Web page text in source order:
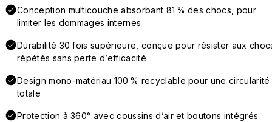
Conception multicouche absorbant 81 % des chocs, pour
limiter les dommages internes
Durabilité 30 fois supérieure, conçue pour résister aux
répétés sans perte d’efficacité
Design mono-matériau 100 % recyclable pour une circularité
totale
Protection à 360° avec coussins d’air et boutons intégrés